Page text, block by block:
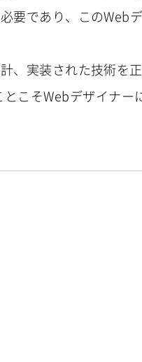
要であり、このWeb
、実装された技術を
こそWebデザイナー